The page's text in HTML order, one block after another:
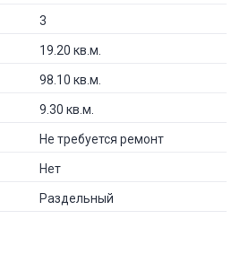
3
19.20 кв.м.
98.10 кв.м.
9.30 кв.м.
Не требуется ремонт
Нет
Раздельный